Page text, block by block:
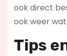
ook direct
ook weer
Tips